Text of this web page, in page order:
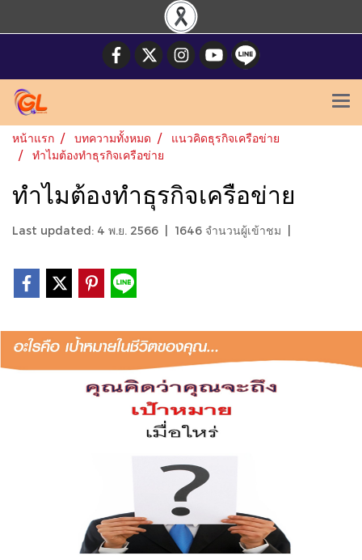
หน้าแรก บทความทั้งหมด
แนวคิดธุรกิจเครือข่าย
ทำไมต้องทำธุรกิจเครือข่าย
ทำไมต้องทำธุรกิจเครือข่าย
Last updated: 4 พ.ย. 2566 1646 จำนวนผู้เข้าชม